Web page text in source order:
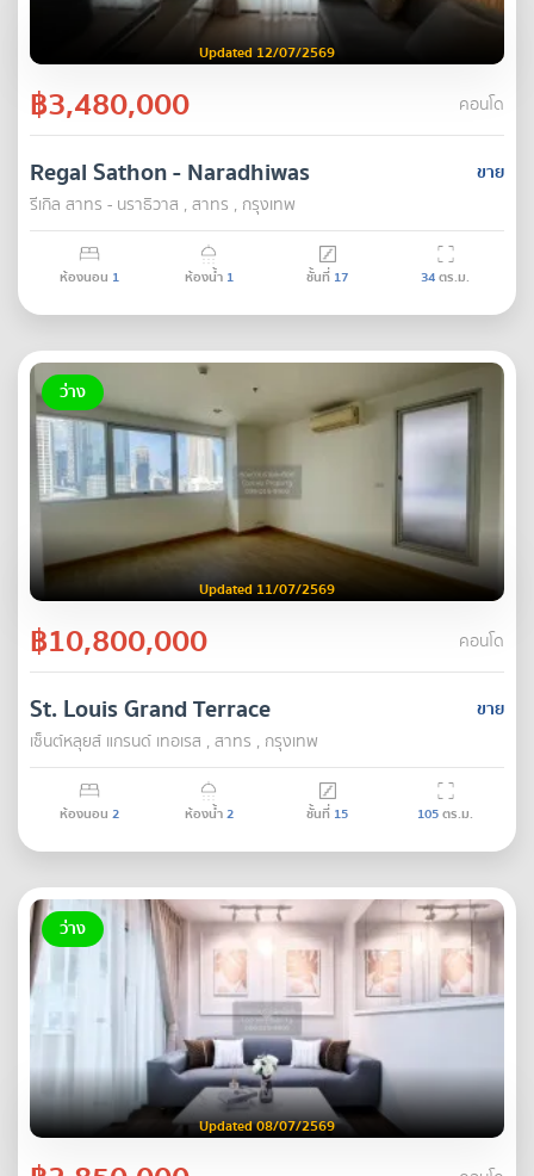
Updated 12/07/2569
฿3,480,000 คอนโด
ขาย
Regal Sathon - Naradhiwas
รีเกิล สาทร - นราธิวาส , สาทร , กรุงเทพ
ห้องนอน 1 ห้องน้ำ 1 ชั้นที่ 17 34ตร.ม.
ว่าง
Updated 11/07/2569
฿10,800,000 คอนโด
ขาย
St. Louis Grand Terrace
เซ็นต์หลุยส์ แกรนด์ เทอเรส , สาทร , กรุงเทพ
ห้องนอน 2 ห้องน้ำ2 ชั้นที่ 15 105ตร.ม.
ว่าง
Updated 08/07/2569